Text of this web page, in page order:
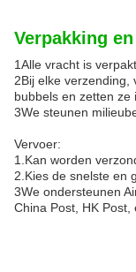
Verpakking
1Alle vracht is
2Bij elke verzending,
bubbels en zetten ze
3We steunen
Vervoer:
1.Kan worden
2.Kies de snelste en
3We ondersteunen
China Post, HK Post,